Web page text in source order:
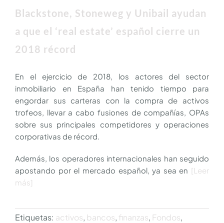
Blackstone, Stoneweg y Unibail ayudan
a que el ‘real estate’ español cierre un
2018 récord
En el ejercicio de 2018, los actores del sector
inmobiliario en España han tenido tiempo para
engordar sus carteras con la compra de activos
trofeos, llevar a cabo fusiones de compañías, OPAs
sobre sus principales competidores y operaciones
corporativas de récord.
Además, los operadores internacionales han seguido
apostando por el mercado español, ya sea en [Leer
más]
Etiquetas: activos, bancos, finanzas, Fondos,